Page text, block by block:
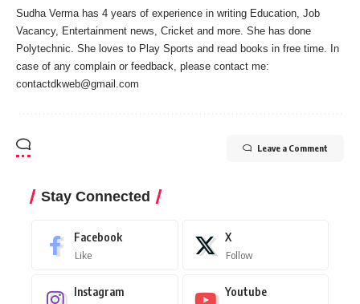
Sudha Verma has 4 years of experience in writing Education, Job
Vacancy, Entertainment news, Cricket and more. She has done
Polytechnic. She loves to Play Sports and read books in free time. In
case of any complain or feedback, please contact me:
contactdkweb@gmail.com
Leave a Comment
Stay Connected
Facebook
Like
X
Follow
Instagram Youtube